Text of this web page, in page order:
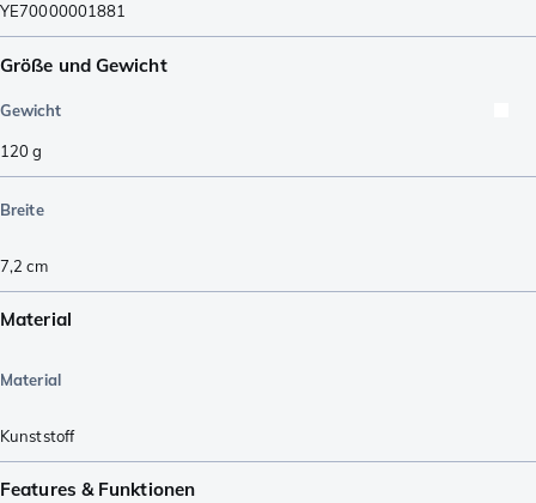
YE70000001881
Größe und Gewicht
Gewicht
120g
Breite
7,2 cm
Material
Material
Kunststoff
Features & Funktionen